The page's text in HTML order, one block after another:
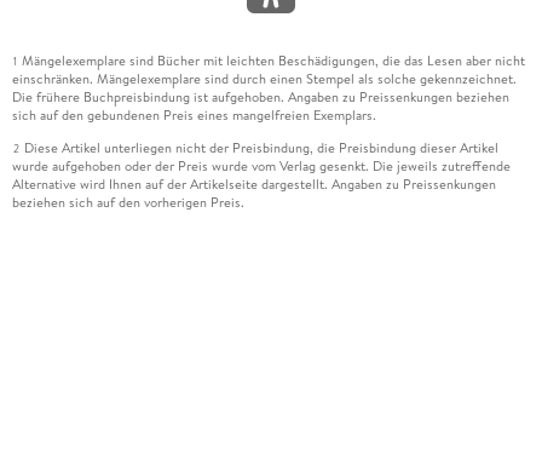
1 Mängelexemplare sind Bücher mit leichten Beschädigungen, die das Lesen aber nicht
einschränken. Mängelexemplare sind durch einen Stempel als solche gekennzeichnet.
Die frühere Buchpreisbindung ist aufgehoben. Angaben zu Preissenkungen beziehen
sich auf den gebundenen Preis eines mangelfreien Exemplars.
2 Diese Artikel unterliegen nicht der Preisbindung, die Preisbindung dieser Artikel
wurde aufgehoben oder der Preis wurde vom Verlag gesenkt. Die jeweils zutreffende
Alternative wird Ihnen auf der Artikelseite dargestellt. Angaben zu Preissenkungen
beziehen sich auf den vorherigen Preis.